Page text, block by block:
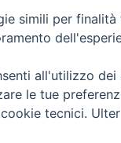
NEWS.VA
simili per
all'utilizzo
le tue
tecnici.